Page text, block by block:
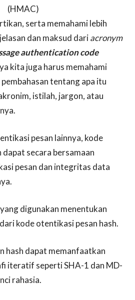
(HMAC)
serta memahami lebih
dan maksud dariacronym
authentication code
kita juga harus memahami
tentang apa itu
istilah, jargon, atau
pesan lainnya, kode
secara bersamaan
pesan dan integritas data
digunakan menentukan
kode otentikasi pesan hash.
hash dapat memanfaatkan
iteratif seperti SHA-1 dan MD-
rahasia.